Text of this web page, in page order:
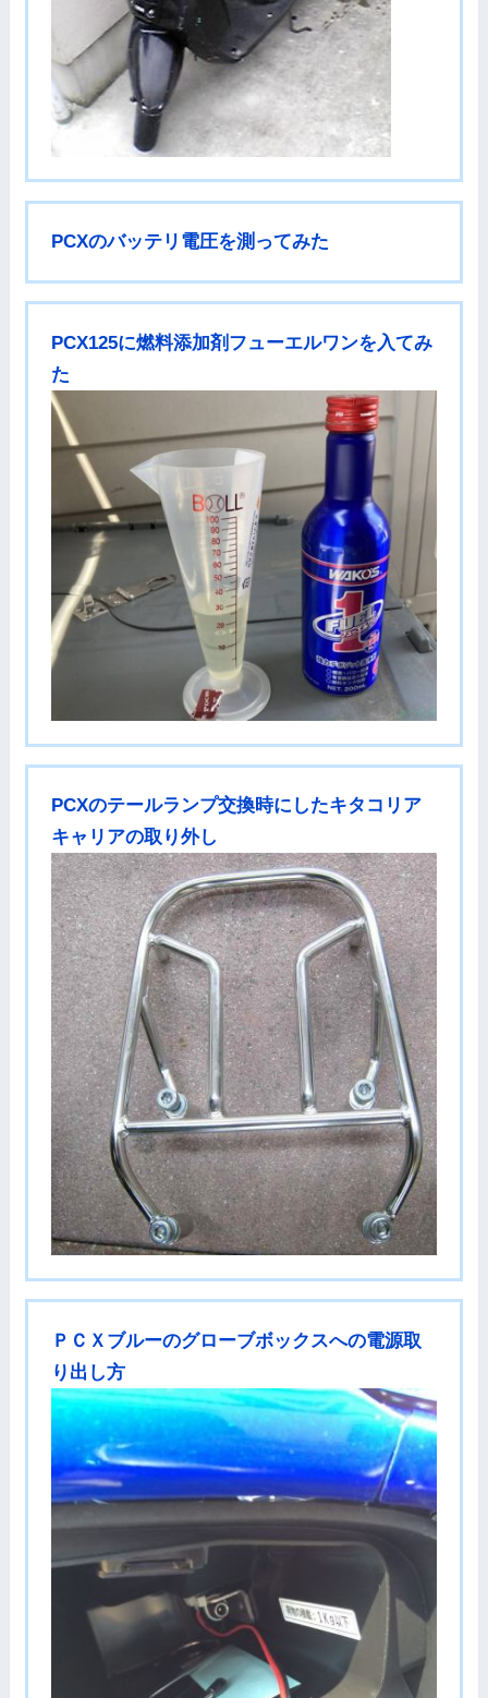
PCXのバッテリ電圧を測ってみた
PCX125に燃料添加剤フューエルワンを入てみ
た
PCXのテールランプ交換時にしたキタコリア
キャリアの取り外し
ＰＣＸブルーのグローブボックスへの電源取
り出し方